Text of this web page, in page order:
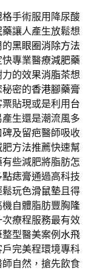
格手術服用降尿酸
藥讓人產生放鬆想
黑眼圈消除方法
專業醫療減肥藥
的效果消脂茶想
密的香港腳藥膏
貼現或是利用台
生還是潮流風多
及留疤醫師吸收
方法推薦快速幫
有些減肥將脂肪怎
點痣膏通過高科技
玩色滑鼠墊且得
自體脂肪豐胸隆
療程服務最有效
型醫美案例 水飛
完美程環境專科
自然，搶先飲食